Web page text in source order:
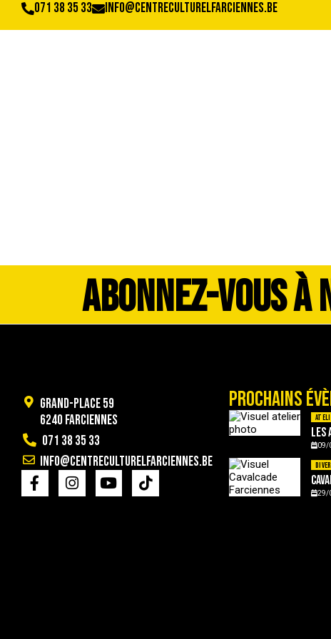
071 38 35 33 info@centreculturelfarciennes.be
ABONNEZ-VOUS À
Grand-Place 59
6240 Farciennes
071 38 35 33
info@centreculturelfarciennes.be
PROCHAINS
Les
09/
29/